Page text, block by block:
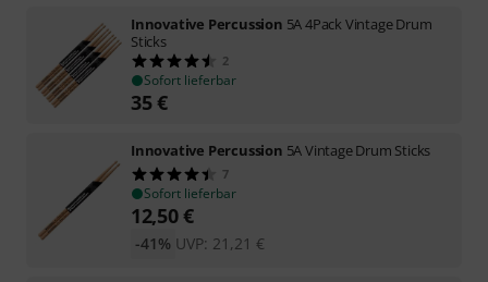
Innovative Percussion 5A 4Pack Vintage Drum
Sticks
2
Sofort lieferbar
35€
Innovative Percussion 5A Vintage Drum Sticks
7
Sofort lieferbar
12,50€
UVP: 21,21 €
-41%